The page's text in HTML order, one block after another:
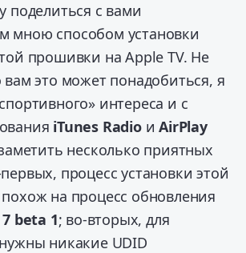
поделиться с вами
мною способом установки
прошивки на Apple TV. Не
вам это может понадобиться, я
интереса и с
iTunes RadioиAirPlay
несколько приятных
процесс установки этой
на процесс обновления
7 beta 1; во-вторых, для
никакие UDID